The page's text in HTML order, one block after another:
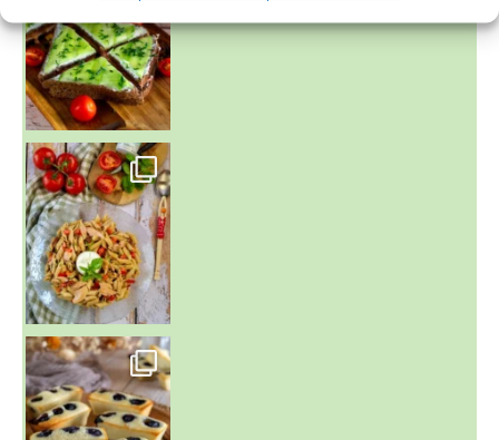
~ SALADE DE PÂTES AUX DEUX TOMATES THON ET BURRA
~ FINANCIERS MYRTILLES ET CITRON ~
Aujourd'hu